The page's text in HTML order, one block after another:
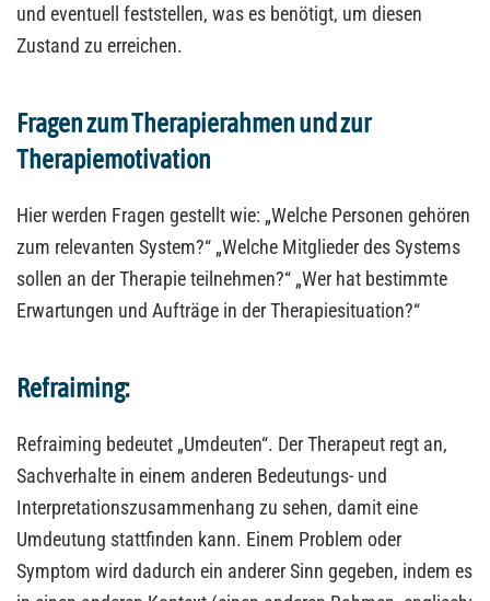
und eventuell feststellen, was es benötigt, um diesen
Zustand zu erreichen.
Fragen zum Therapierahmen und zur
Therapiemotivation
Hier werden Fragen gestellt wie: „Welche Personen gehören
zum relevanten System?“ „Welche Mitglieder des Systems
sollen an der Therapie teilnehmen?“ „Wer hat bestimmte
Erwartungen und Aufträge in der Therapiesituation?“
Refraiming:
Refraiming bedeutet „Umdeuten“. Der Therapeut regt an,
Sachverhalte in einem anderen Bedeutungs- und
Interpretationszusammenhang zu sehen, damit eine
Umdeutung stattfinden kann. Einem Problem oder
Symptom wird dadurch ein anderer Sinn gegeben, indem es